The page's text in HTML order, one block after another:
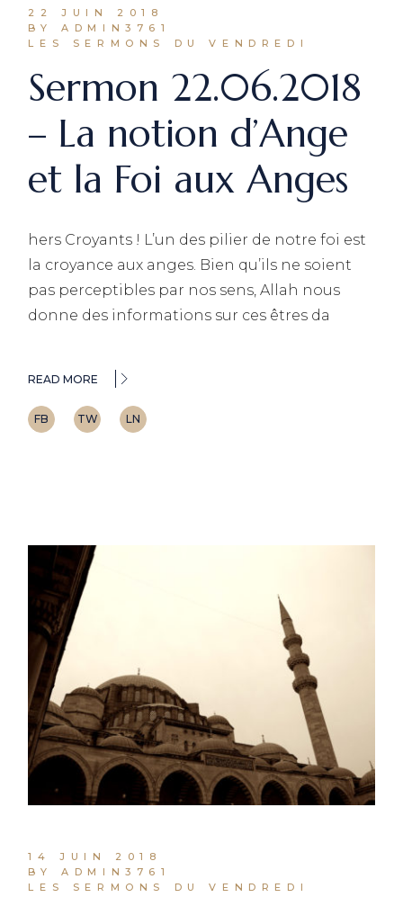
22 JUIN 2018
BY ADMIN3761
LES SERMONS DU VENDREDI
Sermon 22.06.2018
– La notion d’Ange
et la Foi aux Anges
hers Croyants ! L’un des pilier de notre foi est
la croyance aux anges. Bien qu’ils ne soient
pas perceptibles par nos sens, Allah nous
donne des informations sur ces êtres da
READ MORE
FB TW LN
14 JUIN 2018
BY ADMIN3761
LES SERMONS DU VENDREDI